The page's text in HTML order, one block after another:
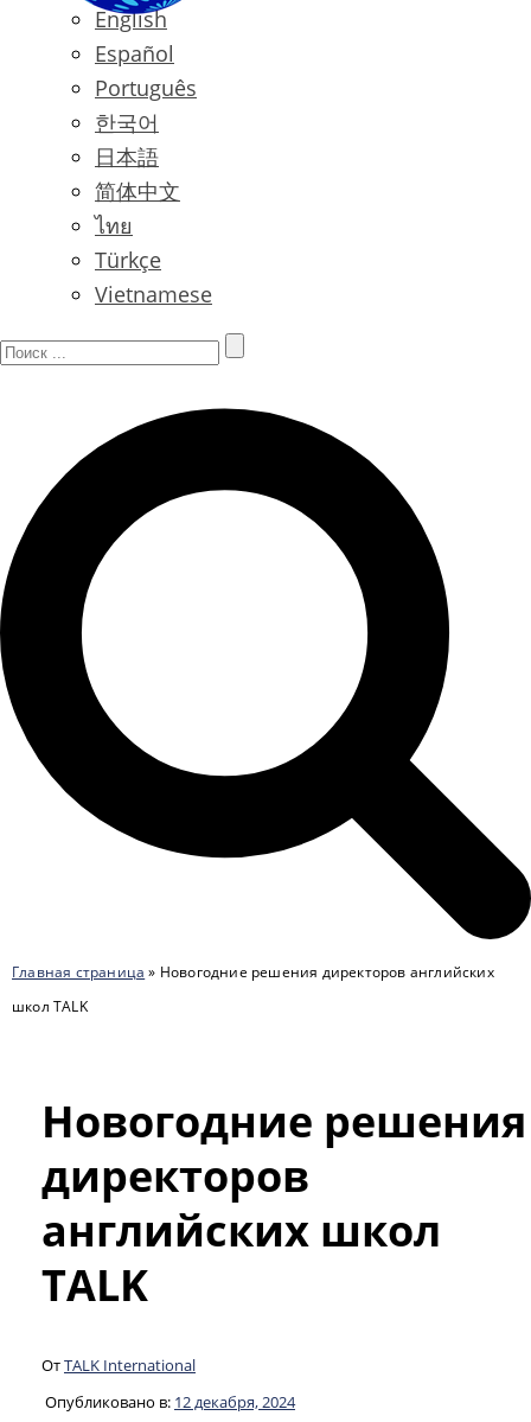
English
Español
Português
한국어
日本語
简体中文
ไทย
Türkçe
Vietnamese
Главная страница » Новогодние решения директоров английских
школ TALK
Новогодние решения
директоров
английских школ
TALK
ОтTALK International
Опубликовано в: 12 декабря, 2024